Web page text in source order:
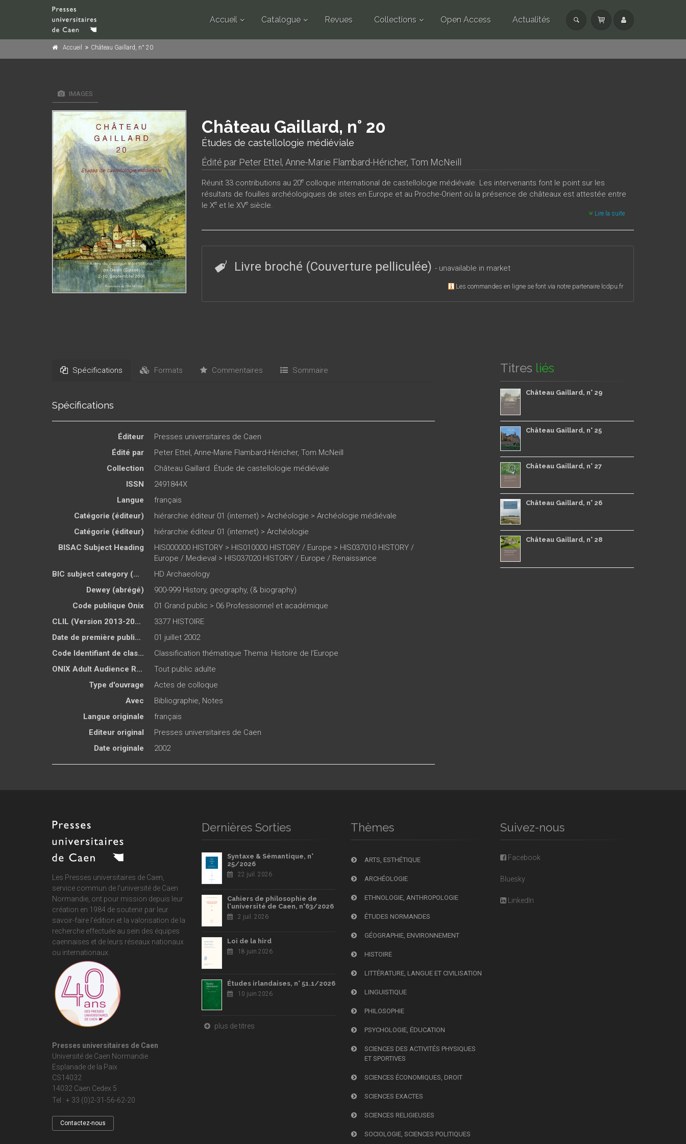
Accueil Catalogue Revues Collections Open Access Actualités
Accueil Château Gaillard, n° 20
IMAGES
Château Gaillard, n° 20
Études de castellologie médiéviale
Édité par Peter Ettel , Anne-Marie Flambard-Héricher, Tom McNeill
Réunit 33 contributions au 20ecolloque international de castellologie médiévale. Les intervenants font le point sur les
résultats de fouilles archéologiques de sites en Europe et au Proche-Orient où la présence de châteaux est attestée entre
le Xeet le XVesiècle.
Lire la suite
Livre broché (Couverture pelliculée)- unavailable in market
Les commandes en ligne se font via notre partenaire lcdpu.fr
Spécifications Formats Commentaires Sommaire
Spécifications
Éditeur
Presses universitaires de Caen
Édité par
Peter Ettel, Anne-Marie Flambard-Héricher, Tom McNeill
Collection
Château Gaillard. Étude de castellologie médiévale
ISSN
2491844X
Langue
français
Catégorie (éditeur)
hiérarchie éditeur 01 (internet) > Archéologie > Archéologie médiévale
Catégorie (éditeur)
hiérarchie éditeur 01 (internet) > Archéologie
BISAC Subject Heading
HIS000000 HISTORY > HIS010000 HISTORY / Europe > HIS037010 HISTORY /
Europe / Medieval > HIS037020 HISTORY / Europe / Renaissance
BIC subject category (UK)
HD Archaeology
Dewey (abrégé)
900-999 History, geography, (& biography)
Code publique Onix
01 Grand public > 06 Professionnel et académique
CLIL (Version 2013-2019 )
3377 HISTOIRE
Date de première publication du titre
01 juillet 2002
Code Identifiant de classement sujet
Classification thématique Thema: Histoire de l’Europe
ONIX Adult Audience Rating
Tout public adulte
Type d'ouvrage
Actes de colloque
Avec
Bibliographie, Notes
Langue originale
français
Editeur original
Presses universitaires de Caen
Date originale
2002
Titres liés
Château Gaillard, n° 29
Château Gaillard, n° 25
Château Gaillard, n° 27
Château Gaillard, n° 26
Château Gaillard, n° 28
Les Presses universitaires de Caen,
service commun de l'université de Caen
Normandie , ont pour mission depuis leur
création en 1984 de soutenir par leur
savoir-faire l'édition et la valorisation de la
recherche effectuée au sein des équipes
caennaises et de leurs réseaux nationaux
ou internationaux.
Presses universitaires de Caen
Université de Caen Normandie
Esplanade de la Paix
CS14032
14032 Caen Cedex 5
Tel : + 33 (0)2-31-56-62-20
Contactez-nous
Dernières Sorties
Syntaxe & Sémantique, n°
25/2026
22 juil. 2026
Cahiers de philosophie de
l'université de Caen, n°63/2026
2 juil. 2026
Loi de la hird
18 juin 2026
Études irlandaises, n° 51.1/2026
10 juin 2026
plus de titres
Thèmes
ARTS, ESTHÉTIQUE
ARCHÉOLOGIE
ETHNOLOGIE, ANTHROPOLOGIE
ÉTUDES NORMANDES
GÉOGRAPHIE, ENVIRONNEMENT
HISTOIRE
LITTÉRATURE, LANGUE ET CIVILISATION
LINGUISTIQUE
PHILOSOPHIE
PSYCHOLOGIE, ÉDUCATION
SCIENCES DES ACTIVITÉS PHYSIQUES
ET SPORTIVES
SCIENCES ÉCONOMIQUES, DROIT
SCIENCES EXACTES
SCIENCES RELIGIEUSES
SOCIOLOGIE, SCIENCES POLITIQUES
Suivez-nous
Facebook
Bluesky
LinkedIn